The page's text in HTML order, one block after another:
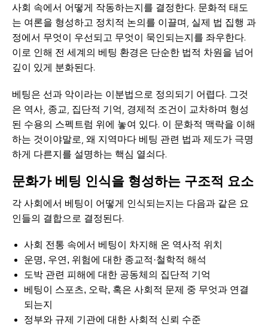
사회 속에서 어떻게 작동하는지를 결정한다. 문화적 태도
는 여론을 형성하고 정치적 논의를 이끌며, 실제 법 집행 과
정에서 무엇이 우선되고 무엇이 묵인되는지를 좌우한다.
이로 인해 전 세계의 베팅 환경은 단순한 법적 차원을 넘어
깊이 있게 분화된다.
베팅은 선과 악이라는 이분법으로 정의되기 어렵다. 그것
은 역사, 종교, 집단적 기억, 경제적 조건이 교차하며 형성
된 수용의 스펙트럼 위에 놓여 있다. 이 문화적 맥락을 이해
하는 것이야말로, 왜 지역마다 베팅 관련 법과 제도가 극명
하게 다른지를 설명하는 핵심 열쇠다.
문화가 베팅 인식을 형성하는 구조적 요소
각 사회에서 베팅이 어떻게 인식되는지는 다음과 같은 요
인들의 결합으로 결정된다.
사회 전통 속에서 베팅이 차지해 온 역사적 위치
운명, 우연, 위험에 대한 종교적·철학적 해석
도박 관련 피해에 대한 공동체의 집단적 기억
베팅이 스포츠, 오락, 혹은 사회적 문제 중 무엇과 연결
되는지
정부와 규제 기관에 대한 사회적 신뢰 수준